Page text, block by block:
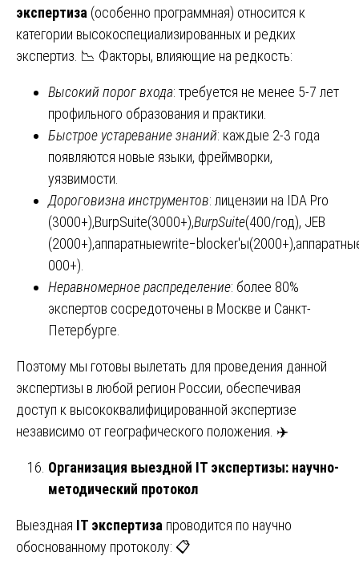
экспертиза (особенно программная) относится к
категории высокоспециализированных и редких
экспертиз. 📉 Факторы, влияющие на редкость:
Высокий порог входа: требуется не менее 5-7 лет
профильного образования и практики.
Быстрое устаревание знаний: каждые 2-3 года
появляются новые языки, фреймворки,
уязвимости.
Дороговизна инструментов: лицензии на IDA Pro
(3000+),BurpSuite(3000+),BurpSuite(400/год), JEB
000+).
Неравномерное распределение: более 80%
экспертов сосредоточены в Москве и Санкт-
Петербурге.
Поэтому мы готовы вылетать для проведения данной
экспертизы в любой регион России, обеспечивая
доступ к высококвалифицированной экспертизе
независимо от географического положения. ✈️
Организация выездной IT экспертизы: научно-
методический протокол
Выездная IT экспертиза проводится по научно
обоснованному протоколу: 📋